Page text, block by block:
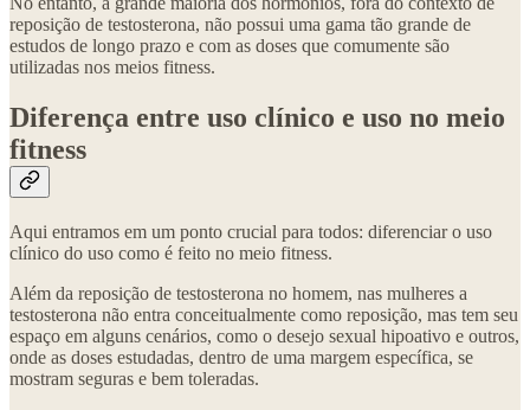
reposição de testosterona, não possui uma gama tão grande de
estudos de longo prazo e com as doses que comumente são
utilizadas nos meios fitness.
Diferença entre uso clínico e uso no meio
fitness
Aqui entramos em um ponto crucial para todos: diferenciar o uso
clínico do uso como é feito no meio fitness.
Além da reposição de testosterona no homem, nas mulheres a
testosterona não entra conceitualmente como reposição, mas tem seu
espaço em alguns cenários, como o desejo sexual hipoativo e outros,
onde as doses estudadas, dentro de uma margem específica, se
mostram seguras e bem toleradas.